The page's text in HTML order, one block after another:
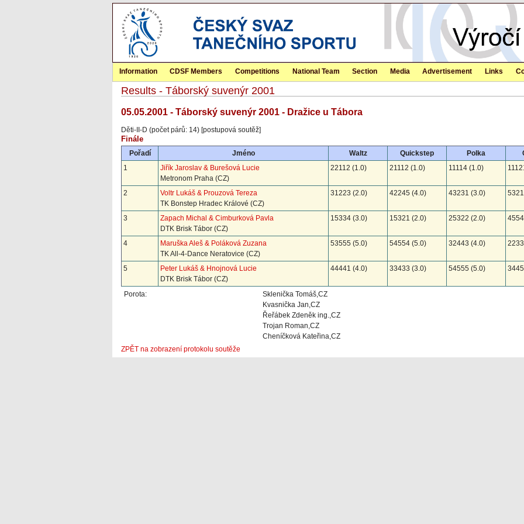
Information CDSF Members Competitions National Team Section Media Advertisement Links
Results - Táborský suvenýr 2001
05.05.2001 - Táborský suvenýr 2001 - Dražice u Tábora
Děti-II-D (počet párů: 14) [postupová soutěž]
Finále
Pořadí Jméno Waltz Quickstep Polka
1
Jiřík Jaroslav & Burešová Lucie
Metronom Praha (CZ)
22112 (1.0) 21112 (1.0) 11114 (1.0)
2
Voltr Lukáš & Prouzová Tereza
TK Bonstep Hradec Králové (CZ)
31223 (2.0) 42245 (4.0) 43231 (3.0)
3
Zapach Michal & Cimburková Pavla
DTK Brisk Tábor (CZ)
15334 (3.0) 15321 (2.0) 25322 (2.0)
4
Maruška Aleš & Poláková Zuzana
TK All-4-Dance Neratovice (CZ)
53555 (5.0) 54554 (5.0) 32443 (4.0)
5
Peter Lukáš & Hnojnová Lucie
DTK Brisk Tábor (CZ)
44441 (4.0) 33433 (3.0) 54555 (5.0)
Porota:
Sklenička Tomáš,CZ
Kvasnička Jan,CZ
Řeřábek Zdeněk ing.,CZ
Trojan Roman,CZ
Cheníčková Kateřina,CZ
ZPĚT na zobrazení protokolu soutěže